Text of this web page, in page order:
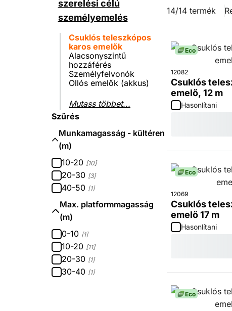
14/14 termék
Eco
12082
Csuklós
emelő, 12 m
Hasonlítani
Eco
12069
Csuklós
emelő 17 m
Hasonlítani
Eco
szerelési célú
személyemelés
Csuklós teleszkópos
karos emelők
Alacsonyszintű
hozzáférés
Személyfelvonók
Ollós emelők (akkus)
Mutass többet...
Szűrés
Munkamagasság - kültéren
(m)
10-20 [10]
20-30 [3]
40-50 [1]
Max. platformmagasság
(m)
0-10 [1]
10-20 [11]
20-30 [1]
30-40 [1]